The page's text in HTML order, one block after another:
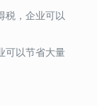
税，企业可以
可以节省大量